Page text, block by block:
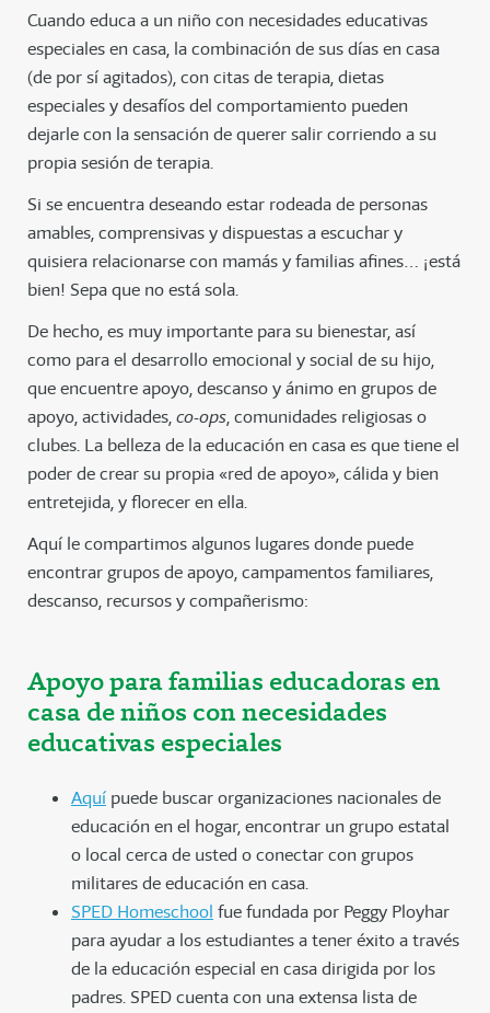
Cuando educa a un niño con necesidades educativas
especiales en casa, la combinación de sus días en casa
(de por sí agitados), con citas de terapia, dietas
especiales y desafíos del comportamiento pueden
dejarle con la sensación de querer salir corriendo a su
propia sesión de terapia.
Si se encuentra deseando estar rodeada de personas
amables, comprensivas y dispuestas a escuchar y
quisiera relacionarse con mamás y familias afines… ¡está
bien! Sepa que no está sola.
De hecho, es muy importante para su bienestar, así
como para el desarrollo emocional y social de su hijo,
que encuentre apoyo, descanso y ánimo en grupos de
apoyo, actividades,co-ops, comunidades religiosas o
clubes. La belleza de la educación en casa es que tiene el
poder de crear su propia «red de apoyo», cálida y bien
entretejida, y florecer en ella.
Aquí le compartimos algunos lugares donde puede
encontrar grupos de apoyo, campamentos familiares,
descanso, recursos y compañerismo:
Apoyo para familias educadoras en
casa de niños con necesidades
educativas especiales
Aquípuede buscar organizaciones nacionales de
educación en el hogar, encontrar un grupo estatal
o local cerca de usted o conectar con grupos
militares de educación en casa.
SPED Homeschool fue fundada por Peggy Ployhar
para ayudar a los estudiantes a tener éxito a través
de la educación especial en casa dirigida por los
padres. SPED cuenta con una extensa lista de